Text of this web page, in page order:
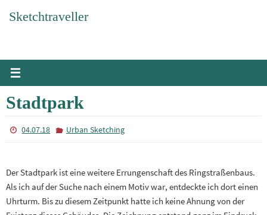
InhaltSketchtraveller
Stadtpark
04.07.18 Urban Sketching
Der Stadtpark ist eine weitere Errungenschaft des Ringstraßenbaus.
Als ich auf der Suche nach einem Motiv war, entdeckte ich dort einen
Uhrturm. Bis zu diesem Zeitpunkt hatte ich keine Ahnung von der